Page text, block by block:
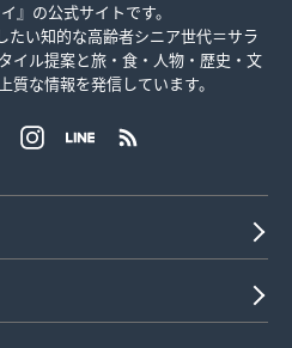
』の公式サイトです。
たい知的な高齢者シニア世代＝サラ
イル提案と旅・食・人物・歴史・文
な情報を発信しています。